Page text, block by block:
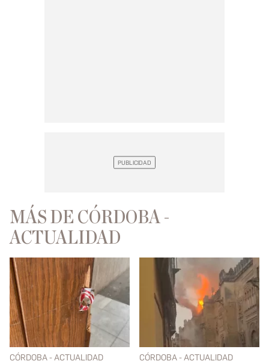
MÁS DE CÓRDOBA -
ACTUALIDAD
CÓRDOBA - ACTUALIDAD CÓRDOBA - ACTUALIDAD